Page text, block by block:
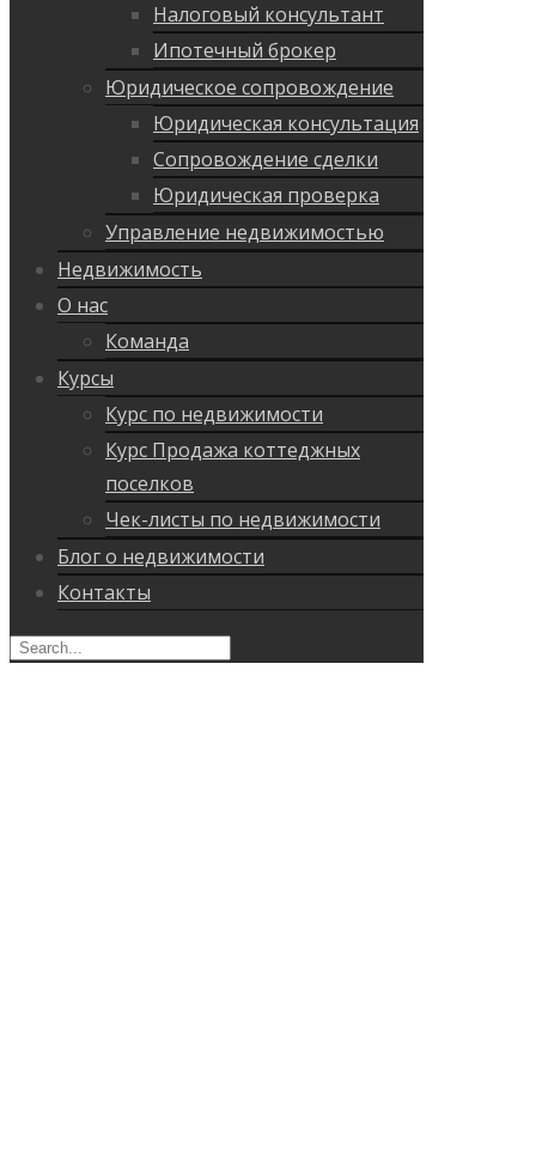
Налоговый консультант
Ипотечный брокер
Юридическое сопровождение
Юридическая консультация
Сопровождение сделки
Юридическая проверка
Управление недвижимостью
Недвижимость
О нас
Команда
Курсы
Курс по недвижимости
Курс Продажа коттеджных
поселков
Чек-листы по недвижимости
Блог о недвижимости
Контакты